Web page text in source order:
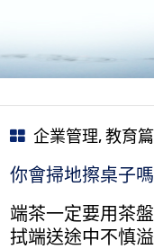
企業管理,教育篇
你會掃地擦桌子
端茶一定要用茶
拭端送途中不慎